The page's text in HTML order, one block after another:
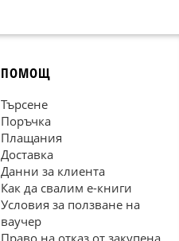
ПОМОЩ
Търсене
Поръчка
Плащания
Доставка
Данни за клиента
Как да свалим е-книги
Условия за ползване на
ваучер
Право на отказ от закупена